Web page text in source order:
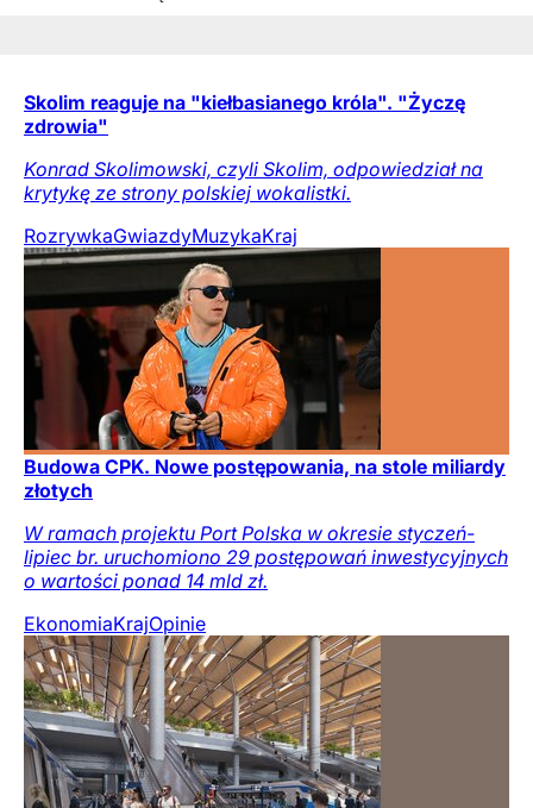
Skolim reaguje na "kiełbasianego króla". "Życzę
zdrowia"
Konrad Skolimowski, czyli Skolim, odpowiedział na
krytykę ze strony polskiej wokalistki.
RozrywkaGwiazdyMuzykaKraj
Budowa CPK. Nowe postępowania, na stole miliardy
złotych
W ramach projektu Port Polska w okresie styczeń-
lipiec br. uruchomiono 29 postępowań inwestycyjnych
o wartości ponad 14 mld zł.
EkonomiaKrajOpinie